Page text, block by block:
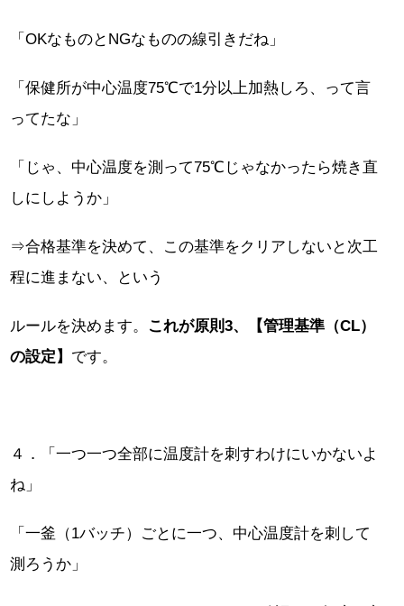
「OKなものとNGなものの線引きだね」
「保健所が中心温度75℃で1分以上加熱しろ、って言
ってたな」
「じゃ、中心温度を測って75℃じゃなかったら焼き直
しにしようか」
⇒合格基準を決めて、この基準をクリアしないと次工
程に進まない、という
ルールを決めます。 これが原則3、【管理基準（CL）
の設定】 です。
４．「一つ一つ全部に温度計を刺すわけにいかないよ
ね」
「一釜（1バッチ）ごとに一つ、中心温度計を刺して
測ろうか」